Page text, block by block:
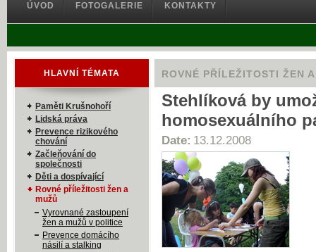
ROVNÉ PŘÍLEŽITOSTI ŽEN
Stehlíková by
homosexuálního
Date: 13.12.2008
HLAVNÍ TÉMATA
Paměti Krušnohoří
Lidská práva
Prevence rizikového
chování
Začleňování do
společnosti
Děti a dospívající
Rovné příležitosti žen a
mužů
Vyrovnané zastoupení
žen a mužů v politice
Prevence domácího
násilí a stalking
ÚVOD FOTOGALERIE KONTAKTY